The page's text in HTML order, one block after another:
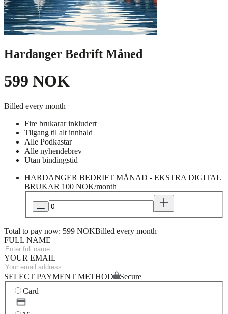
Hardanger Bedrift Måned
599 NOK
Billed every month
Fire brukarar inkludert
Tilgang til alt innhald
Alle Podkastar
Alle nyhendebrev
Utan bindingstid
HARDANGER BEDRIFT MÅNAD - EKSTRA DIGITAL
BRUKAR 100 NOK/month
Total to pay now: 599 NOKBilled every month
FULL NAME
YOUR EMAIL
SELECT PAYMENT METHOD
Secure
Card